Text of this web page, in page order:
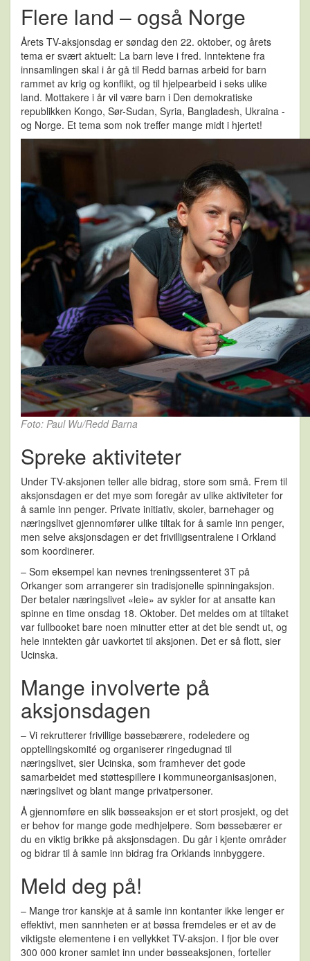
Flere land – også Norge
Årets TV-aksjonsdag er søndag den 22. oktober, og årets
tema er svært aktuelt: La barn leve i fred. Inntektene fra
innsamlingen skal i år gå til Redd barnas arbeid for barn
rammet av krig og konflikt, og til hjelpearbeid i seks ulike
land. Mottakere i år vil være barn i Den demokratiske
republikken Kongo, Sør-Sudan, Syria, Bangladesh, Ukraina -
og Norge. Et tema som nok treffer mange midt i hjertet!
Foto: Paul Wu/Redd Barna
Spreke aktiviteter
Under TV-aksjonen teller alle bidrag, store som små. Frem til
aksjonsdagen er det mye som foregår av ulike aktiviteter for
å samle inn penger. Private initiativ, skoler, barnehager og
næringslivet gjennomfører ulike tiltak for å samle inn penger,
men selve aksjonsdagen er det frivilligsentralene i Orkland
som koordinerer.
– Som eksempel kan nevnes treningssenteret 3T på
Orkanger som arrangerer sin tradisjonelle spinningaksjon.
Der betaler næringslivet «leie» av sykler for at ansatte kan
spinne en time onsdag 18. Oktober. Det meldes om at tiltaket
var fullbooket bare noen minutter etter at det ble sendt ut, og
hele inntekten går uavkortet til aksjonen. Det er så flott, sier
Ucinska.
Mange involverte på
aksjonsdagen
– Vi rekrutterer frivillige bøssebærere, rodeledere og
opptellingskomité og organiserer ringedugnad til
næringslivet, sier Ucinska, som framhever det gode
samarbeidet med støttespillere i kommuneorganisasjonen,
næringslivet og blant mange privatpersoner.
Å gjennomføre en slik bøsseaksjon er et stort prosjekt, og det
er behov for mange gode medhjelpere. Som bøssebærer er
du en viktig brikke på aksjonsdagen. Du går i kjente områder
og bidrar til å samle inn bidrag fra Orklands innbyggere.
Meld deg på!
– Mange tror kanskje at å samle inn kontanter ikke lenger er
effektivt, men sannheten er at bøssa fremdeles er et av de
viktigste elementene i en vellykket TV-aksjon. I fjor ble over
300 000 kroner samlet inn under bøsseaksjonen, forteller